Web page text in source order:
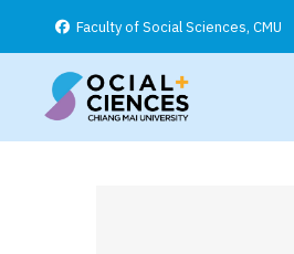
Faculty of Social Sciences, CMU